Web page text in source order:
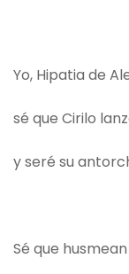
Yo, Hipatia de
sé que Cirilo
y seré su
Sé que